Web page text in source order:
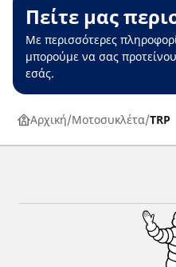
Πείτε μας
Με περισσότερες
μπορούμε να σας
εσάς.
Αρχική Μοτοσυκλέτα TRP